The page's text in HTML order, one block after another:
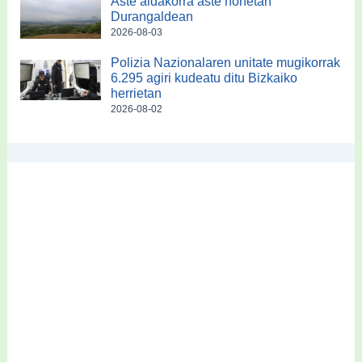
Durangaldean
2026-08-03
Polizia Nazionalaren unitate mugikorrak
6.295 agiri kudeatu ditu Bizkaiko
herrietan
2026-08-02